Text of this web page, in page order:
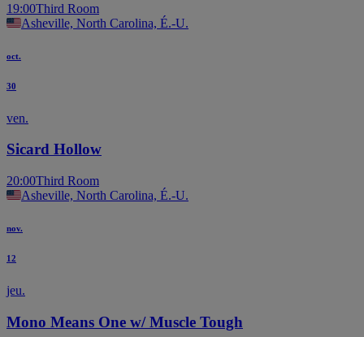
19:00Third Room
Asheville, North Carolina, É.-U.
oct.
30
ven.
Sicard Hollow
20:00Third Room
Asheville, North Carolina, É.-U.
nov.
12
jeu.
Mono Means One w/ Muscle Tough